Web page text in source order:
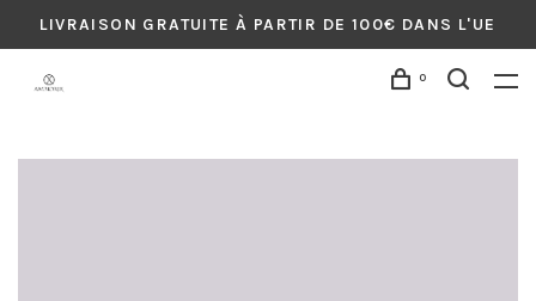
LIVRAISON GRATUITE À PARTIR DE 100€ DANS L'UE
0